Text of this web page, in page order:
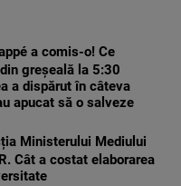
a comis-o! Ce
greșeală la 5:30
a dispărut în câteva
apucat să o salveze
Ministerului Mediului
Cât a costat elaborarea